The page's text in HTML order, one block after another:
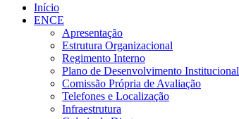
Início
ENCE
Apresentação
Estrutura Organizacional
Regimento Interno
Plano de Desenvolvimento Institucional
Comissão Própria de Avaliação
Telefones e Localização
Infraestrutura